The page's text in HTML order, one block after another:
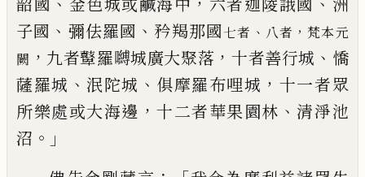
韶國 金色城或鹹海中 六者迦陵誐國
洲
子國 、 彌佉羅國 、 矜羯那國七者 、 八者 ，梵本元
闕 ， 九者鼙羅嚩城廣大聚落 ， 十者善行城 、 憍
薩羅城 、 泯陀城 、 俱摩羅布哩城 ， 十一者眾
所樂處或大海邊 ，十二者華果園林 、 清淨池
沼 。」